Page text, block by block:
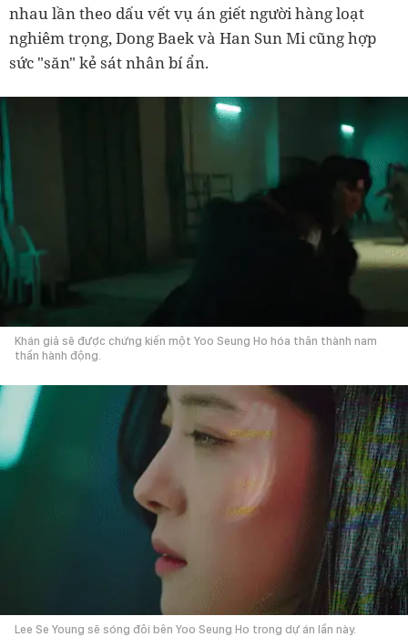
nhau lần theo dấu vết vụ án giết người hàng loạt
nghiêm trọng, Dong Baek và Han Sun Mi cũng hợp
sức "săn" kẻ sát nhân bí ẩn.
Khán giả sẽ được chứng kiến một Yoo Seung Ho hóa thân thành nam
thần hành động.
Lee Se Young sẽ sóng đôi bên Yoo Seung Ho trong dự án lần này.